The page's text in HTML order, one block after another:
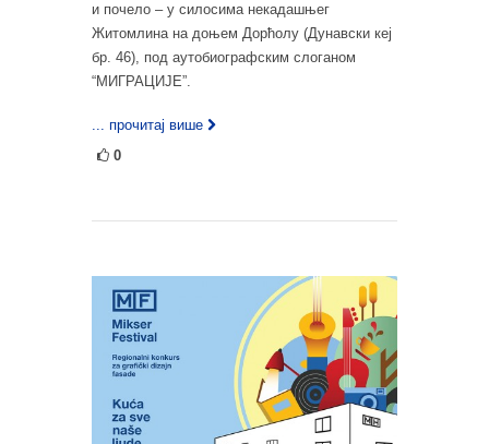
и почело – у силосима некадашњег
Житомлина на доњем Дорћолу (Дунавски кеј
бр. 46), под аутобиографским слоганом
“МИГРАЦИЈЕ”.
... прочитај више
0